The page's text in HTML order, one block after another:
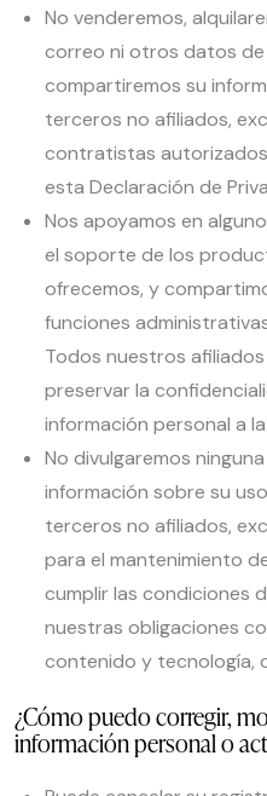
No venderemos,
correo ni otros datos
compartiremos su
terceros no afiliados,
contratistas
esta Declaración de
Nos apoyamos en
el soporte de los
ofrecemos, y
funciones
Todos nuestros
preservar la
información personal a
No divulgaremos
información sobre su
terceros no afiliados,
para el mantenimiento
cumplir las condiciones
nuestras obligaciones
contenido y tecnología,
¿Cómo puedo corregir,
información personal o